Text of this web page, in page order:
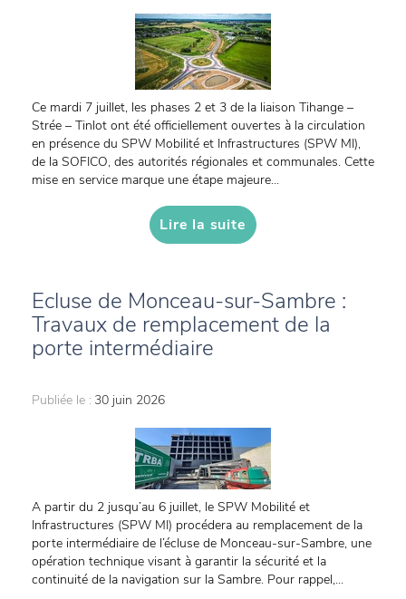
Ce mardi 7 juillet, les phases 2 et 3 de la liaison Tihange –
Strée – Tinlot ont été officiellement ouvertes à la circulation
en présence du SPW Mobilité et Infrastructures (SPW MI),
de la SOFICO, des autorités régionales et communales. Cette
mise en service marque une étape majeure...
Lire la suite
Ecluse de Monceau-sur-Sambre :
Travaux de remplacement de la
porte intermédiaire
Publiée le : 30 juin 2026
A partir du 2 jusqu’au 6 juillet, le SPW Mobilité et
Infrastructures (SPW MI) procédera au remplacement de la
porte intermédiaire de l’écluse de Monceau-sur-Sambre, une
opération technique visant à garantir la sécurité et la
continuité de la navigation sur la Sambre. Pour rappel,...